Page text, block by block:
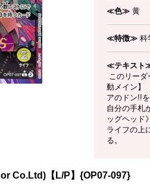
≪色≫ 黄
≪特徴≫ 科
≪テキスト
このリー
動メイン】
アのドン!!
自分の手札
ッグヘッド
ライフの上
る。
Co.Ltd)【L/P】{OP07-097}